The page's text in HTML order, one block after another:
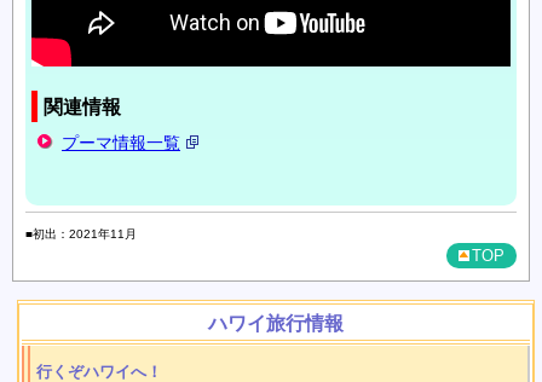
関連情報
プーマ情報一覧
■初出：2021年11月
TOP
ハワイ旅行情報
行くぞハワイへ！